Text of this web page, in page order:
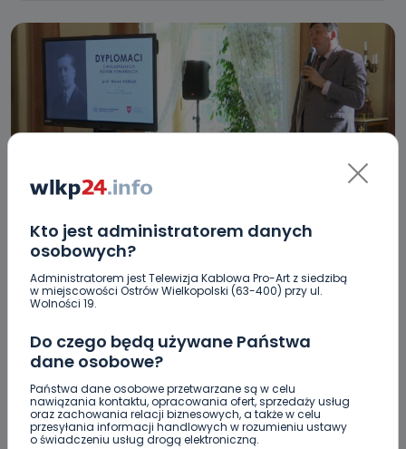
Kto jest administratorem danych
osobowych?
Administratorem jest Telewizja Kablowa Pro-Art z siedzibą
w miejscowości Ostrów Wielkopolski (63-400) przy ul.
Wolności 19.
Do czego będą używane Państwa
dane osobowe?
Państwa dane osobowe przetwarzane są w celu
nawiązania kontaktu, opracowania ofert, sprzedaży usług
oraz zachowania relacji biznesowych, a także w celu
przesyłania informacji handlowych w rozumieniu ustawy
o świadczeniu usług drogą elektroniczną.
HOT REGION WIADOMOŚCI
Dyplomata Lipski, czyli misja skazana na
niepowodzenie [WIDEO]
15.11.2025 12:22
Sebastian Matyszczak